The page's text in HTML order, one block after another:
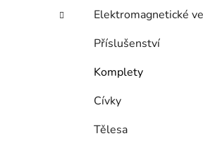
Elektromagnetické
Příslušenství
Komplety
Cívky
Tělesa